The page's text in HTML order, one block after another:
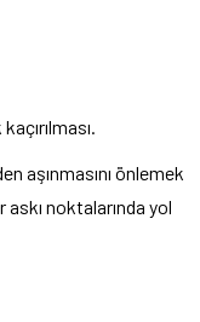
aşınmasını önlemek
noktalarında yol